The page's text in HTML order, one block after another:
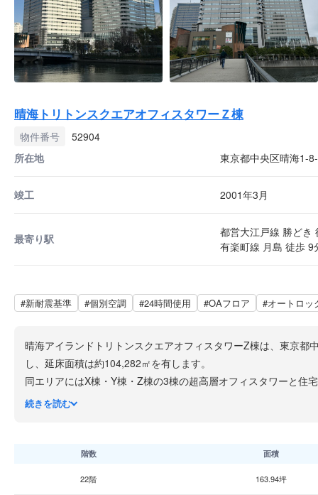
晴海トリトンスクエアオフィスタワーＺ棟
物件番号
52904
所在地
東京都中央区晴海1-
竣工 2001年3月
最寄り駅
都営大江戸線 勝どき
有楽町線 月島 徒歩 9
#新耐震基準 #個別空調 #24時間使用 #OAフロア #オートロッ
晴海アイランドトリトンスクエアオフィスタワーZ棟は、東京
し、延床面積は約104,282㎡を有します。
同エリアにはX棟・Y棟・Z棟の3棟の超高層オフィスタワーと住
棟として位置づけられています。オフィス・商業・住宅機能が
500kg/㎡）に対応しており、多様なレイアウトに柔軟に対応でき
る設計となっています。
続きを読む
階数 面積
22階 163.94坪